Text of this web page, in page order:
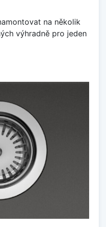
na několik
výhradně pro jeden